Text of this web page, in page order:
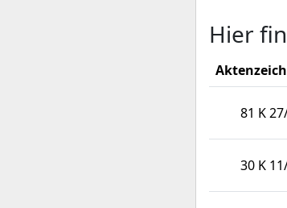
Hier
81 K
30 K